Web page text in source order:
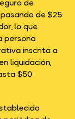
de $25
lo que
persona
inscrita a
liquidación,
$50